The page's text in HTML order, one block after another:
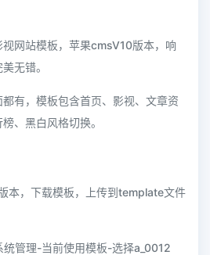
网站模板，苹果cmsV10版本，响
无错。
有，模板包含首页、影视、文章资
、黑白风格切换。
本，下载模板，上传到template文件
管理-当前使用模板-选择a_0012